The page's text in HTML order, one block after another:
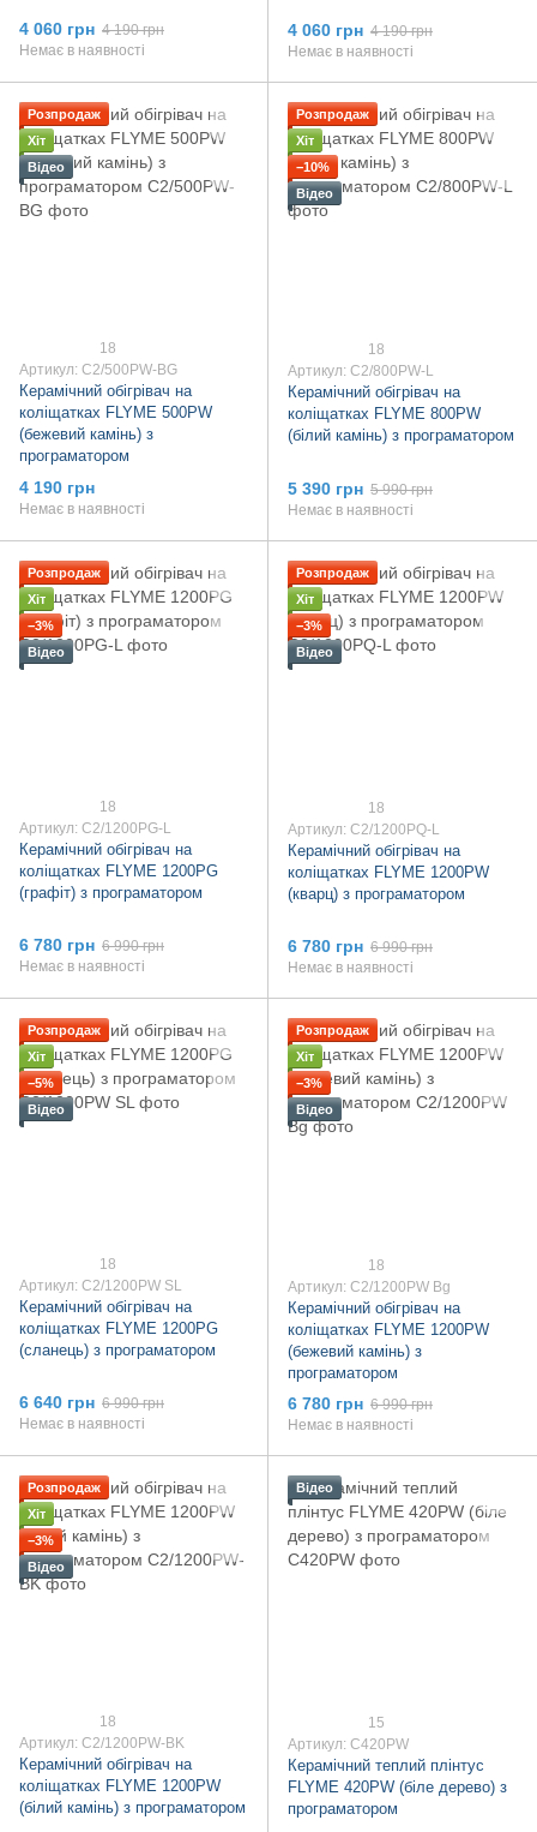
4 060 грн 4 190 грн
Немає в наявності
4 060 грн 4 190 грн
Немає в наявності
Розпродаж
Хіт
Відео
18
Артикул: C2/500PW-BG
Керамічний обігрівач на
коліщатках FLYME 500PW
(бежевий камінь) з
програматором
4 190 грн
Немає в наявності
Розпродаж
Хіт
−10%
Відео
18
Артикул: C2/800PW-L
Керамічний обігрівач на
коліщатках FLYME 800PW
(білий камінь) з програматором
5 390 грн 5 990 грн
Немає в наявності
Розпродаж
Хіт
−3%
Відео
18
Артикул: C2/1200PG-L
Керамічний обігрівач на
коліщатках FLYME 1200PG
(графіт) з програматором
6 780 грн 6 990 грн
Немає в наявності
Розпродаж
Хіт
−3%
Відео
18
Артикул: C2/1200PQ-L
Керамічний обігрівач на
коліщатках FLYME 1200PW
(кварц) з програматором
6 780 грн 6 990 грн
Немає в наявності
Розпродаж
Хіт
−5%
Відео
18
Артикул: C2/1200PW SL
Керамічний обігрівач на
коліщатках FLYME 1200PG
(сланець) з програматором
6 640 грн 6 990 грн
Немає в наявності
Розпродаж
Хіт
−3%
Відео
18
Артикул: C2/1200PW Bg
Керамічний обігрівач на
коліщатках FLYME 1200PW
(бежевий камінь) з
програматором
6 780 грн 6 990 грн
Немає в наявності
Розпродаж
Хіт
−3%
Відео
18
Артикул: C2/1200PW-BK
Керамічний обігрівач на
коліщатках FLYME 1200PW
(білий камінь) з програматором
Відео
15
Артикул: C420PW
Керамічний теплий плінтус
FLYME 420PW (біле дерево) з
програматором